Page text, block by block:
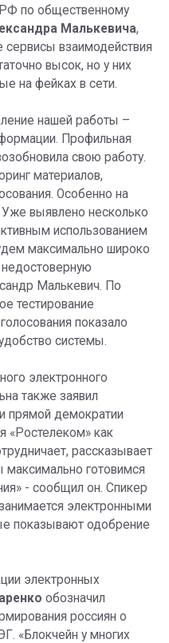
по общественному
Малькевича,
взаимодействия
высок, но у них
на фейках в сети.
нашей работы –
Профильная
свою работу.
материалов,
Особенно на
выявлено несколько
использованием
максимально широко
Малькевич. По
тестирование
показало
системы.
электронного
также заявил
прямой демократии
«Ростелеком» как
рассказывает
максимально готовимся
- сообщил он. Спикер
электронными
показывают одобрение
электронных
обозначил
россиян о
«Блокчейн у многих